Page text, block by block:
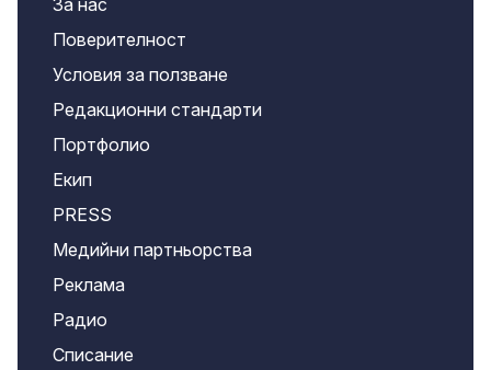
За нас
Поверителност
Условия за ползване
Редакционни стандарти
Портфолио
Екип
PRESS
Медийни партньорства
Реклама
Радио
Списание